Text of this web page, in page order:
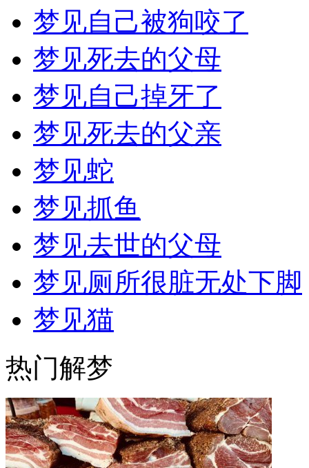
梦见自己被狗咬了
梦见死去的父母
梦见自己掉牙了
梦见死去的父亲
梦见蛇
梦见抓鱼
梦见去世的父母
梦见厕所很脏无处下脚
梦见猫
热门解梦